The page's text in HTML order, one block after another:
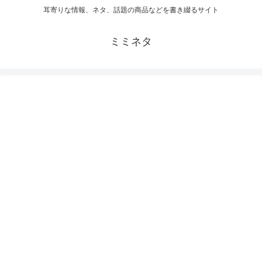
耳寄りな情報、ネタ、話題の商品などを書き綴るサイト
ミミネタ